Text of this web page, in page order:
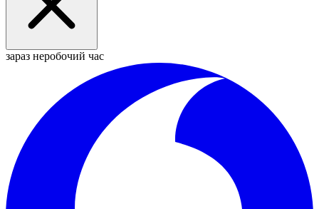
зараз неробочий час